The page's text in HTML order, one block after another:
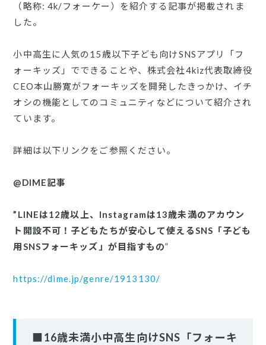
（略称: 4k/フォーケー）を紹介する記事が掲載されま
した。
小中高生に人気の15歳以下子ども向けSNSアプリ「フ
ォーキッズ」でできることや、株式会社4kiz代表取締役
CEO本山勝寛がフォーキッズを開発したきっかけ、イチ
オシの機能としてのコミュニティなどについて紹介され
ています。
詳細は以下リンクをご参照ください。
@DIME記事
”LINEは12歳以上、Instagramは13歳未満のアカウン
ト開設不可！子どもたちが安心して使えるSNS「子ども
用SNSフォーキッズ」が目指すもの”
https://dime.jp/genre/1913130/
■16歳未満小中高生向けSNS「フォーキ